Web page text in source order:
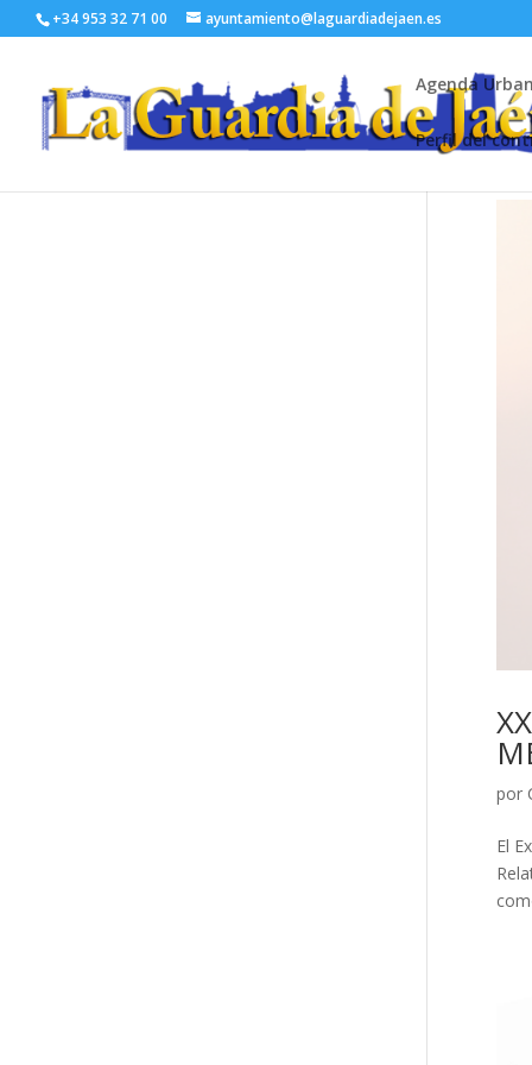
+34 953 32 71 00 ayuntamiento@laguardiadejaen.es
Agenda
Perfil del
por
El